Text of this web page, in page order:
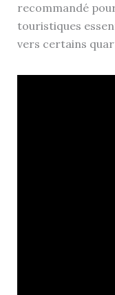
recommandé
touristiques
vers certains